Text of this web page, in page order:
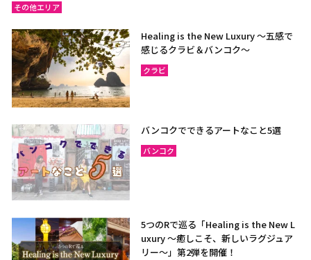
その他エリア
Healing is the New Luxury ～五感で
感じるクラビ＆バンコク～
クラビ
バンコクでできるアートなこと5選
バンコク
5つのRで巡る「Healing is the New L
uxury ～癒しこそ、新しいラグジュア
リー〜」第2弾を開催！